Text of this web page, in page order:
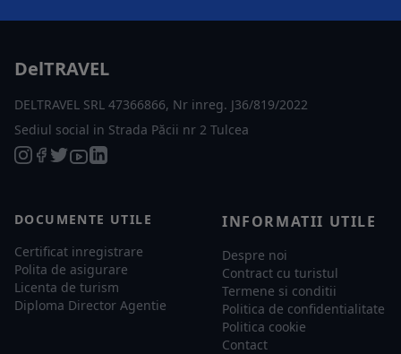
DelTRAVEL
DELTRAVEL SRL 47366866, Nr inreg. J36/819/2022
Sediul social in Strada Păcii nr 2 Tulcea
DOCUMENTE UTILE
Certificat inregistrare
Polita de asigurare
Licenta de turism
Diploma Director Agentie
INFORMATII UTILE
Despre noi
Contract cu turistul
Termene si conditii
Politica de confidentialitate
Politica cookie
Contact